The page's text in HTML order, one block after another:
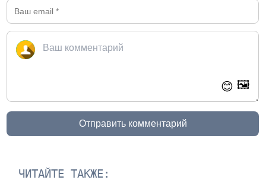
😊 🖼️
Отправить комментарий
ЧИТАЙТЕ ТАКЖЕ: